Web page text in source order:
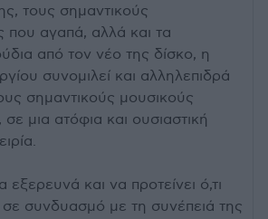
τους σημαντικούς
που αγαπά, αλλά και τα
από τον νέο της δίσκο, η
συνομιλεί και αλληλεπιδρά
σημαντικούς μουσικούς
μια ατόφια και ουσιαστική
εξερευνά και να προτείνει ό,τι
σε συνδυασμό με τη συνέπειά της